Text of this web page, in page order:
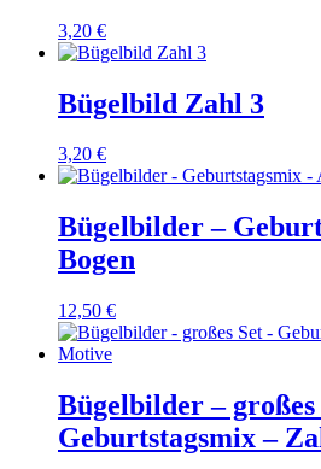
3,20 €
Bügelbild Zahl 3
3,20 €
Bügelbilder –
Bogen
12,50 €
Bügelbilder – großes
Geburtstagsmix –